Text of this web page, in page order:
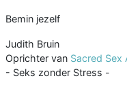
Bemin jezelf
Judith Bruin
Oprichter van Sacred Sex
- Seks zonder Stress -